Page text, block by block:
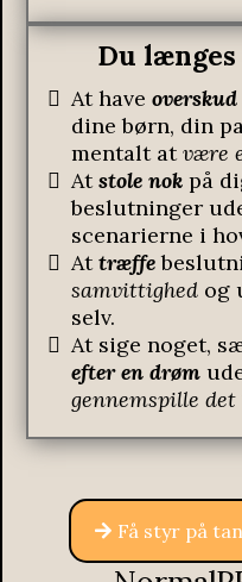
Du
At have overskud
dine børn, din
mentalt atvære
Atstole nok på
beslutninger
scenarierne i
Attræffe
samvittighed og
selv.
At sige noget,
efter en drøm
gennemspille det
Få styr på